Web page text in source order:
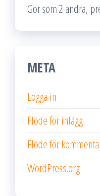
Gör som 2 andra,
META
Logga in
Flöde för inlägg
Flöde för
WordPress.org